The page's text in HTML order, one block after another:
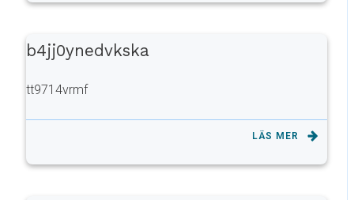
b4jj0ynedvkska
tt9714vrmf
LÄS MER